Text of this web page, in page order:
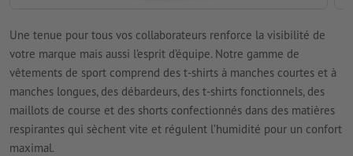
Une tenue pour tous vos collaborateurs renforce la visibilité de
votre marque mais aussi l’esprit d’équipe. Notre gamme de
vêtements de sport comprend des t-shirts à manches courtes et à
manches longues, des débardeurs, des t-shirts fonctionnels, des
maillots de course et des shorts confectionnés dans des matières
respirantes qui sèchent vite et régulent l’humidité pour un confort
maximal.